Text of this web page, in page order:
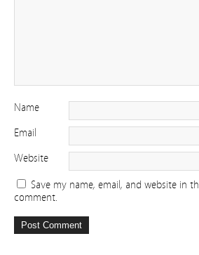
Name
Email
Website
Save my name, email, and website in
comment.